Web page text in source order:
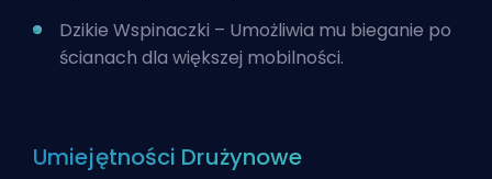
Dzikie Wspinaczki – Umożliwia mu bieganie po
ścianach dla większej mobilności.
Umiejętności Drużynowe